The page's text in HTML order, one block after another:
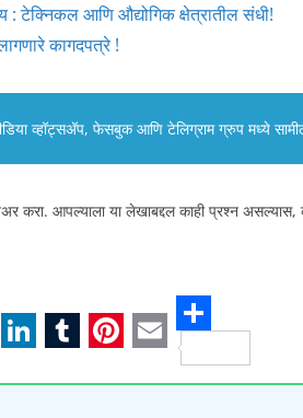
: टेक्निकल आणि औद्योगिक क्षेत्रातील संधी!
कागदपत्रे !
व्हॉट्सअ‍ॅप, फेसबुक आणि टेलिग्राम ग्रुप मध्ये सामील
करा. आपल्याला या लेखाबद्दल काही प्रश्न
i u i m
S
h